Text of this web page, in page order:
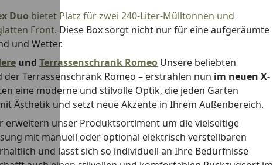
Duo bietet Platz für zwei 240-Liter-Mülltonnen und
Front. Diese Box sorgt nicht nur für eine aufgeräumte
und Wetter.
und Terrassenschrank Romeo Unsere beliebten
der Terrassenschrank Romeo – erstrahlen nun im neuen X-
eine moderne und stilvolle Optik, die jeden Garten
Ästhetik und setzt neue Akzente in Ihrem Außenbereich.
erweitern unser Produktsortiment um die vielseitige
mit manuell oder optional elektrisch verstellbaren
und lässt sich so individuell an Ihre Bedürfnisse